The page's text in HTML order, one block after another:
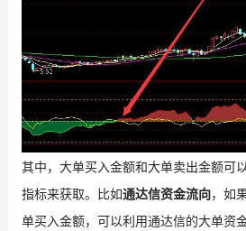
其中，大单买入金额和大单卖出金额可
指标来获取。比如通达信资金流向，如
单买入金额，可以利用通达信的大单资